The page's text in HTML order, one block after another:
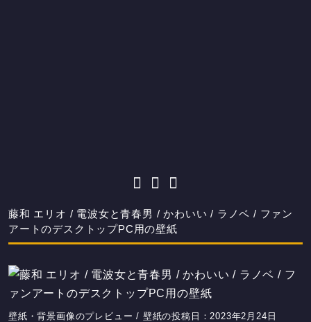
藤和 エリオ / 電波女と青春男 / かわいい / ラノベ / ファン
アートのデスクトップPC用の壁紙
壁紙・背景画像のプレビュー / 壁紙の投稿日：2023年2月24日